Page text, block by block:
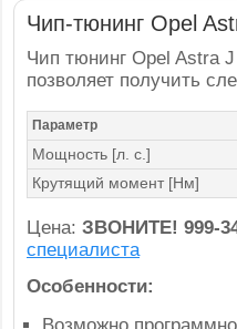
Чип-тюнинг Opel
Чип тюнинг Opel Astra
позволяет получить
Параметр
Мощность [л. с.]
Крутящий момент [Нм]
Цена: ЗВОНИТЕ! 999-
специалиста
Особенности: